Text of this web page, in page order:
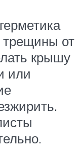
трещины от
крышу
или